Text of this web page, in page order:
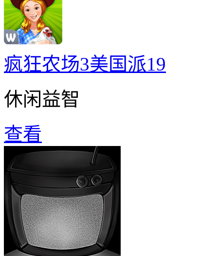
疯狂农场3美国派19
休闲益智
查看